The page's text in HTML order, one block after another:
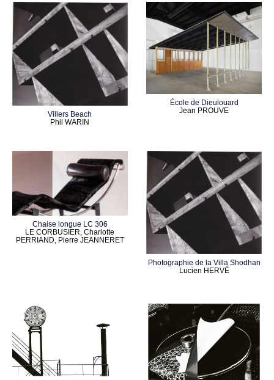
Villers Beach
Phil WARIN
École de Dieulouard
Jean PROUVE
Chaise longue LC 306
LE CORBUSIER, Charlotte
PERRIAND, Pierre JEANNERET
Photographie de la Villa Shodhan
Lucien HERVÉ